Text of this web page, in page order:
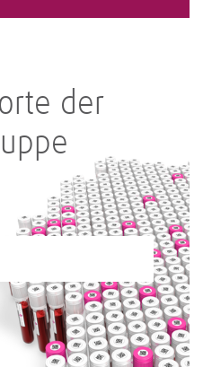
der